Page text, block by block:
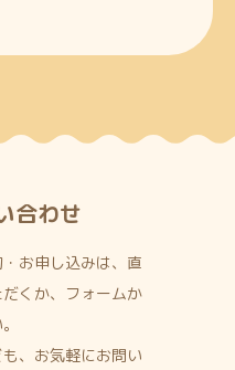
合わせ
お申し込みは、直
くか、フォームか
、お気軽にお問い